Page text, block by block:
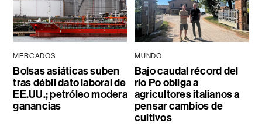
MERCADOS
Bolsas asiáticas suben
tras débil dato laboral de
EE.UU.; petróleo modera
ganancias
MUNDO
Bajo caudal récord del
río Po obliga a
agricultores italianos a
pensar cambios de
cultivos